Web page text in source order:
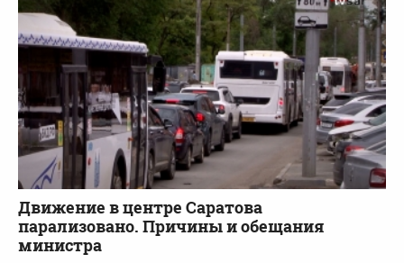
Движение в центре Саратова
парализовано. Причины и обещания
министра